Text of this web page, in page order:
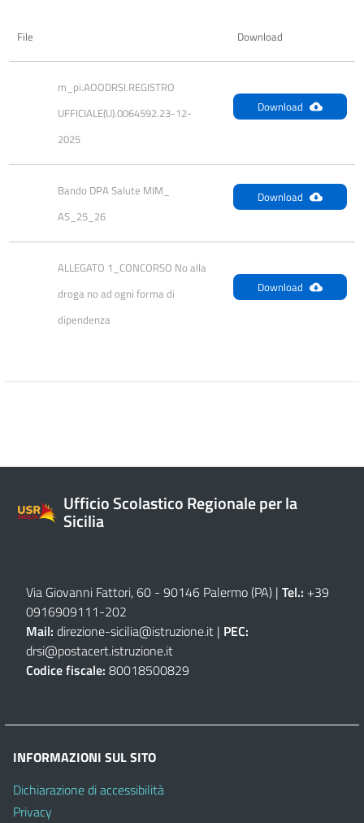
File Download
m_pi.AOODRSI.REGISTRO
UFFICIALE(U).0064592.23-12-
2025
Download
Bando DPA Salute MIM_
AS_25_26
Download
ALLEGATO 1_CONCORSO No alla
droga no ad ogni forma di
dipendenza
Download
Ufficio Scolastico Regionale per la
Sicilia
Via Giovanni Fattori, 60 - 90146 Palermo (PA) | Tel.: +39
0916909111-202
Mail: direzione-sicilia@istruzione.it | PEC:
drsi@postacert.istruzione.it
Codice fiscale: 80018500829
INFORMAZIONI SUL SITO
Dichiarazione di accessibilità
Privacy